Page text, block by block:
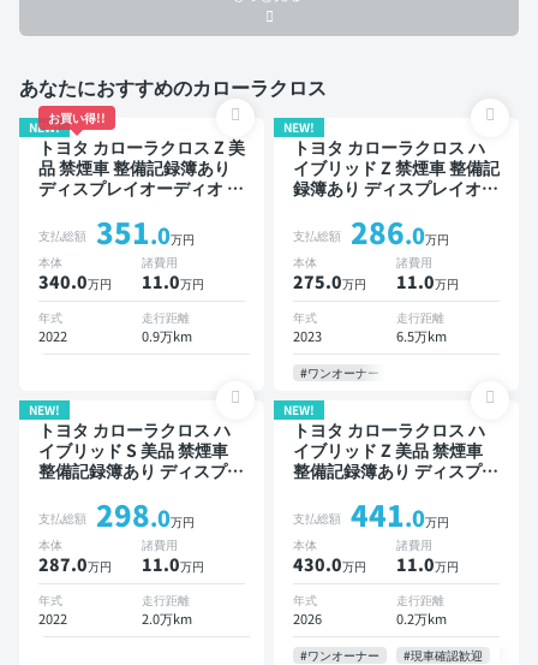
あなたにおすすめのカローラクロス
NEW!
お買い得!!
トヨタ カローラクロス Z 美
品 禁煙車 整備記録簿あり
ディスプレイオーディオ ※
スポットモニター オートク
ルーズ スマートキー ETC
電動バックドア バックモニ
ター 全方位カメラ ドライ
ブレコーダー 衝突軽減
支払総額 351.0万円
本体
340.0万円
諸費用
11.0万円
年式
2022
走行距離
0.9万km
NEW!
トヨタ カローラクロス ハ
イブリッド Z 禁煙車 整備記
録簿あり ディスプレイオー
オートクルーズ スマートキ
ー ETC 電動バックドア バ
ックモニター 衝突軽減
支払総額 286.0万円
本体
275.0万円
諸費用
11.0万円
年式
2023
走行距離
6.5万km
#ワンオーナー
NEW!
トヨタ カローラクロス ハ
イブリッド S 美品 禁煙車
整備記録簿あり ディスプレ
ポットモニター オートクル
ーズ スマートキー ETC サ
ンルーフ バックモニター
全方位カメラ ドライブレコ
ーダー 衝突軽減
支払総額 298.0万円
本体
287.0万円
諸費用
11.0万円
年式
2022
走行距離
2.0万km
NEW!
トヨタ カローラクロス ハ
イブリッド Z 美品 禁煙車
整備記録簿あり ディスプレ
あり 本革シート TV ブライ
ンドスポットモニター オー
トクルーズ スマートキー
ETC 電動バックドア バッ
クモニター 全方位カメラ
ドライブレコーダー 衝突軽
減
支払総額 441.0万円
本体
430.0万円
諸費用
11.0万円
年式
2026
走行距離
0.2万km
#ワンオーナー #現車確認歓迎